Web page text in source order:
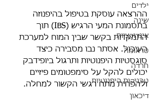
ילדים
שינה
אינדוקציות
טראומה
חרדה
טכניקות היפנוטיות
דיכאון
ההרצאה עוסקת בטיפול בהיפנוזה
בתסמונת המעי הרגיש (IBS) תוך
התמקדות בקשר שבין המוח למערכת
העיכול. אסתר נבו מסבירה כיצד
סוגסטיות היפנוטיות ותרגול ביופידבק
יכולים להקל על סימפטומים פיזיים
ולהפחית מתח רגשי הקשור למחלה.